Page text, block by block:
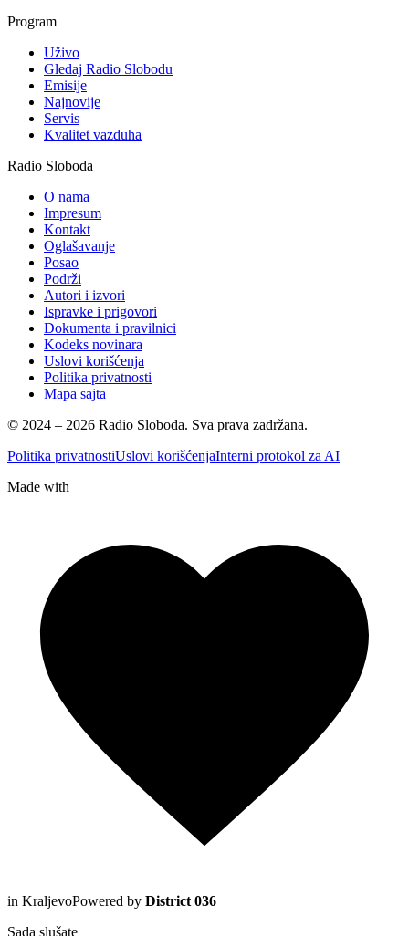
Program
Uživo
Gledaj Radio Slobodu
Emisije
Najnovije
Servis
Kvalitet vazduha
Radio Sloboda
O nama
Impresum
Kontakt
Oglašavanje
Posao
Podrži
Autori i izvori
Ispravke i prigovori
Dokumenta i pravilnici
Kodeks novinara
Uslovi korišćenja
Politika privatnosti
Mapa sajta
© 2024 – 2026 Radio Sloboda. Sva prava zadržana.
Politika privatnostiUslovi korišćenjaInterni protokol za AI
Made with
in KraljevoPowered by District 036
Sada slušate